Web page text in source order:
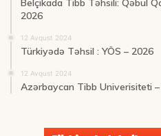
Belçikada Tibb Təhsili: Qəbul
2026
12 Avqust 2024
Türkiyədə Təhsil : YÖS – 2026
12 Avqust 2024
Azərbaycan Tibb Univerisiteti